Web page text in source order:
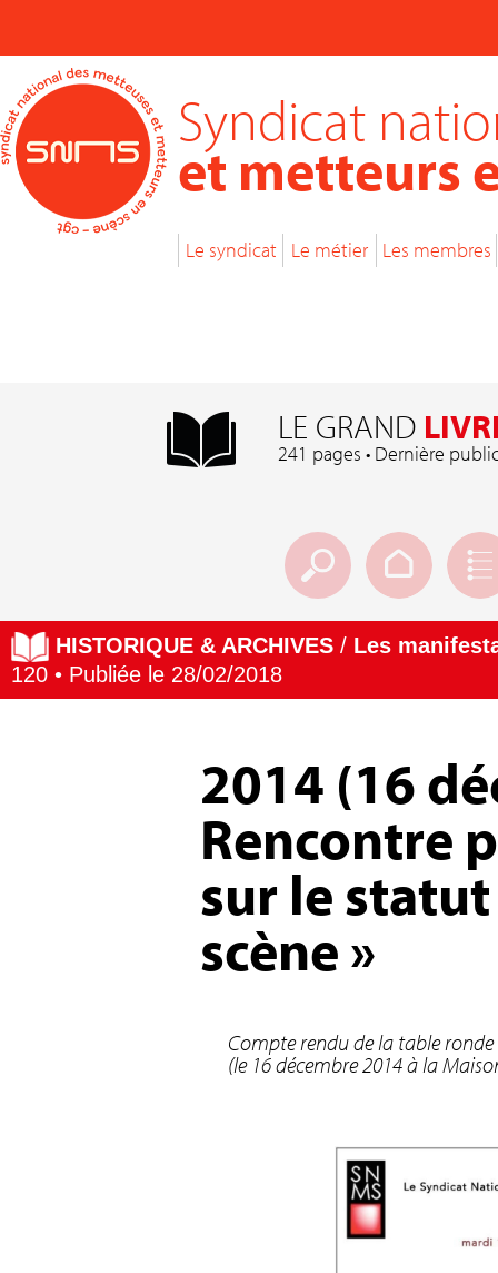
Syndicat
et metteurs
Le syndicat Le métier Les membres
LE GRAND
241 pages • Dernière
HISTORIQUE & ARCHIVES / Les
120 • Publiée le 28/02/2018
2014 (16
Rencontre
sur le
scène »
Compte rendu de la table
(le 16 décembre 2014 à la